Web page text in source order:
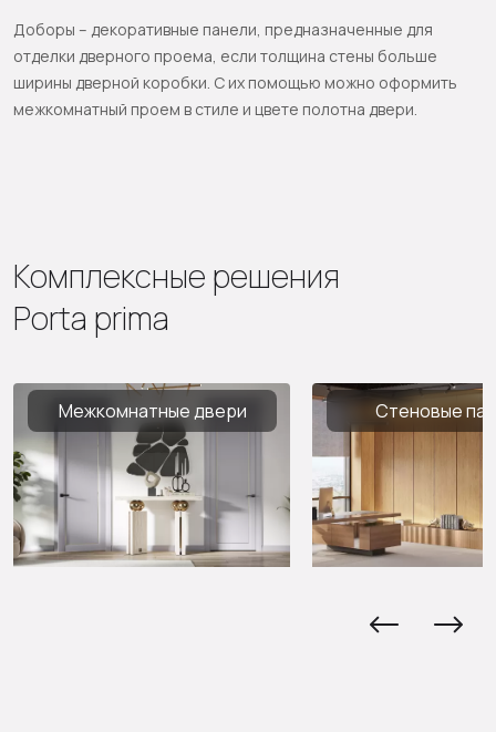
Доборы – декоративные панели, предназначенные для
отделки дверного проема, если толщина стены больше
ширины дверной коробки. С их помощью можно оформить
межкомнатный проем в стиле и цвете полотна двери.
Комплексные решения
Porta prima
Межкомнатные двери Стеновые